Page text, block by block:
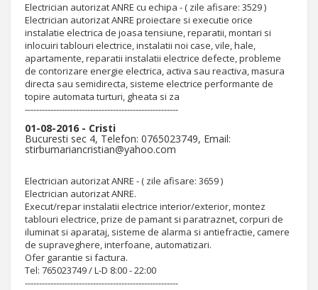
Electrician autorizat ANRE cu echipa - ( zile afisare: 3529 )
Electrician autorizat ANRE proiectare si executie orice
instalatie electrica de joasa tensiune, reparatii, montari si
inlocuiri tablouri electrice, instalatii noi case, vile, hale,
apartamente, reparatii instalatii electrice defecte, probleme
de contorizare energie electrica, activa sau reactiva, masura
directa sau semidirecta, sisteme electrice performante de
topire automata turturi, gheata si za
------------------------------------------------------
01-08-2016 - Cristi
Bucuresti sec 4, Telefon: 0765023749, Email:
stirbumariancristian@yahoo.com
Electrician autorizat ANRE - ( zile afisare: 3659 )
Electrician autorizat ANRE.
Execut/repar instalatii electrice interior/exterior, montez
tablouri electrice, prize de pamant si paratraznet, corpuri de
iluminat si aparataj, sisteme de alarma si antiefractie, camere
de supraveghere, interfoane, automatizari.
Ofer garantie si factura.
Tel: 765023749 / L-D 8:00 - 22:00
------------------------------------------------------